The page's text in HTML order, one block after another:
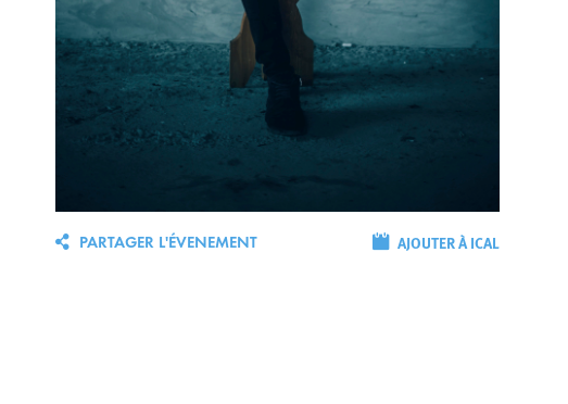
AJOUTER À ICAL
PARTAGER L'ÉVENEMENT